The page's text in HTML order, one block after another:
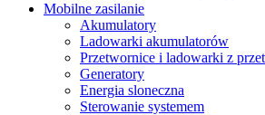
Mobilne zasilanie
Akumulatory
Ladowarki akumulatorów
Przetwornice i ladowarki z
Generatory
Energia sloneczna
Sterowanie systemem